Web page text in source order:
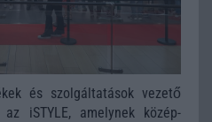
és szolgáltatások vezető
iSTYLE, amelynek közép-